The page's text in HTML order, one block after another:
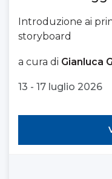
Introduzione ai
storyboard
a cura di Gianluca
13 - 17 luglio 2026